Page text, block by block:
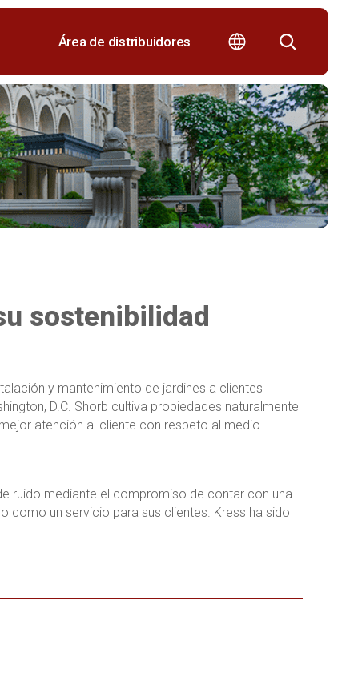
Área de distribuidores
sostenibilidad
y mantenimiento de jardines a clientes
D.C. Shorb cultiva propiedades naturalmente
atención al cliente con respeto al medio
ruido mediante el compromiso de contar con una
un servicio para sus clientes. Kress ha sido